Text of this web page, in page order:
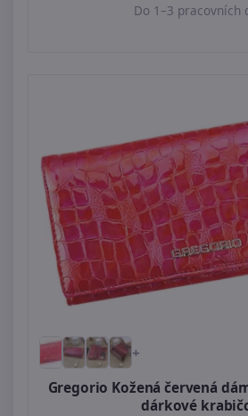
Do 1–3 pracovních
+
Gregorio Kožená červená
dárkové